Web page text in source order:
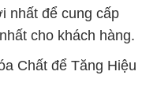
nhất để cung cấp
cho khách hàng.
Chất để Tăng Hiệu